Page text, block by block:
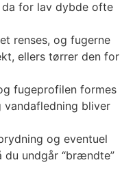
da for lav dybde ofte
renses, og fugerne
ellers tørrer den for
fugeprofilen formes
bliver
og eventuel
du undgår “brændte”